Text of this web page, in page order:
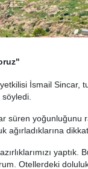
İsmail Sincar,
süren
ağırladıklarına
Otellerdeki